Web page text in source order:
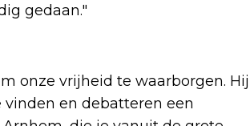
gedaan."
onze vrijheid te waarborgen. Hij
en debatteren een